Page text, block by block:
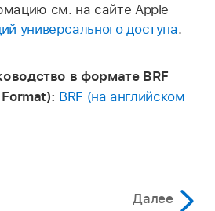
см. на сайте Apple
универсального доступа.
в формате BRF
BRF (на английском
Далее